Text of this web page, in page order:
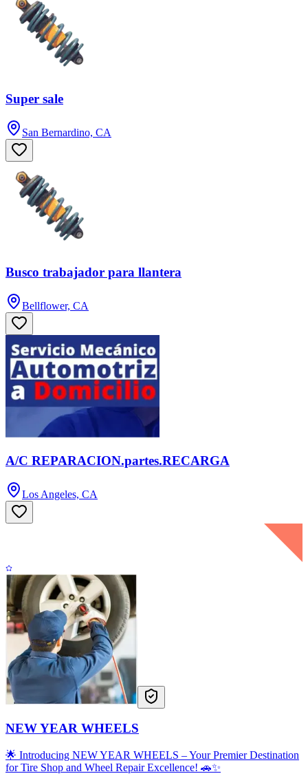
Super sale
San Bernardino, CA
Busco trabajador para llantera
Bellflower, CA
A/C REPARACION.partes.RECARGA
Los Angeles, CA
NEW YEAR WHEELS
🌟 Introducing NEW YEAR WHEELS – Your Premier Destination
for Tire Shop and Wheel Repair Excellence! 🚗✨